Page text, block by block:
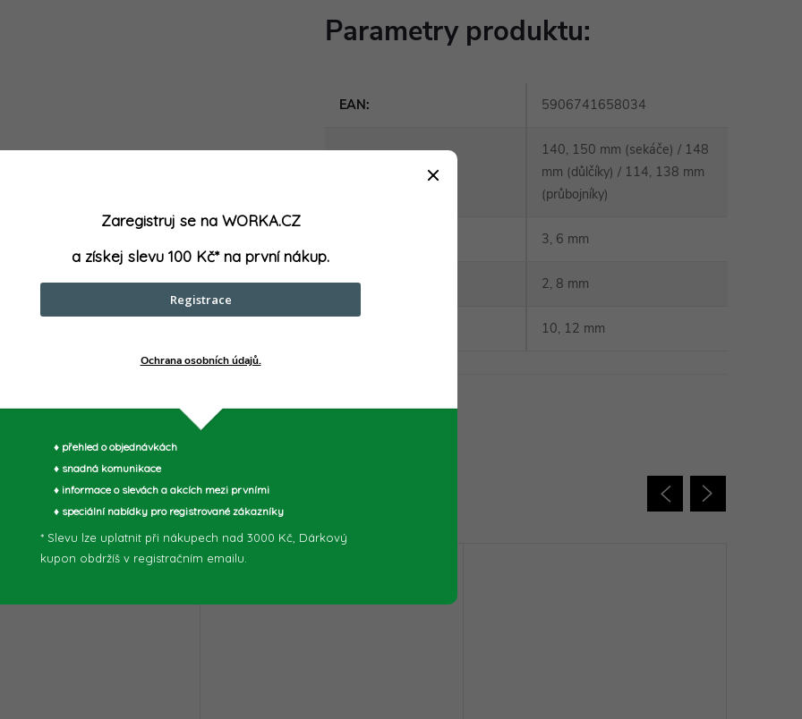
Parametry produktu:
EAN: 5906741658034
Celková délka (L)
140, 150 mm (sekáče) / 148
mm (důlčíky) / 114, 138 mm
(průbojníky)
3, 6 mm
Průbojníky 2, 8 mm
10, 12 mm
Zaregistruj se na WORKA.CZ
a získej slevu 100 Kč* na první nákup.
Registrace
Ochrana osobních údajů.
♦ přehled o objednávkách
♦ snadná komunikace
♦ informace o slevách a akcích mezi prvními
♦ speciální nabídky pro registrované zákazníky
* Slevu lze uplatnit při nákupech nad 3000 Kč, Dárkový
kupon obdržíš v registračním emailu.